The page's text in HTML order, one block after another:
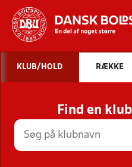
STILLINGER,
KLUB/HOLD RÆKKE
Find en